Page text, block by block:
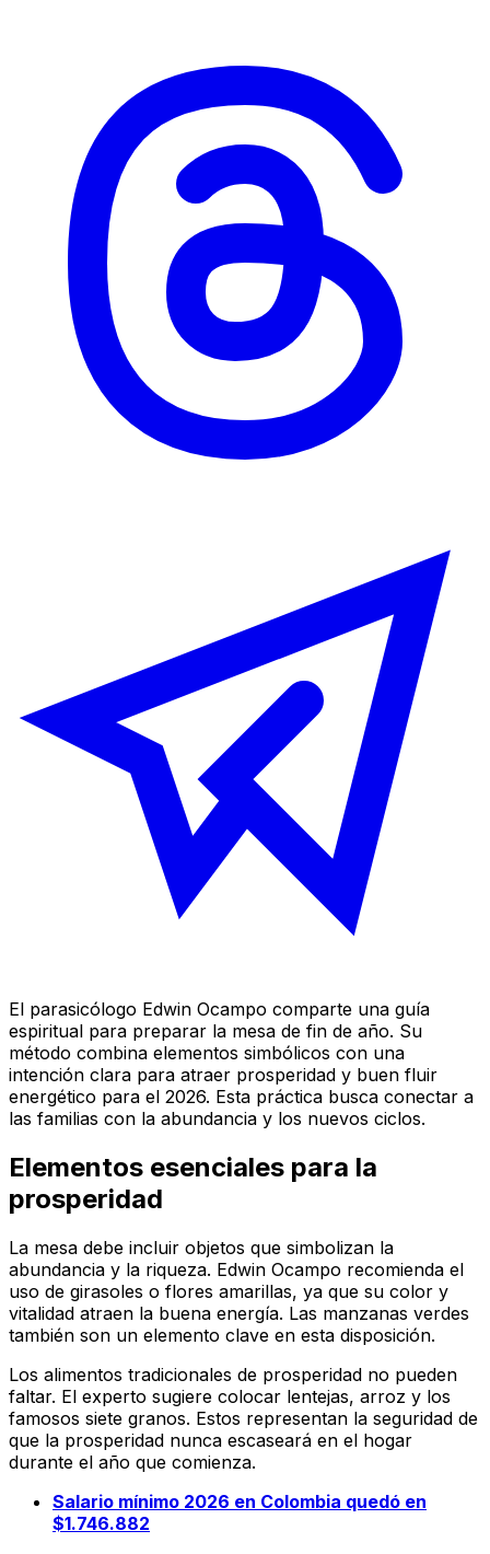
El parasicólogo Edwin Ocampo comparte una guía
espiritual para preparar la mesa de fin de año. Su
método combina elementos simbólicos con una
intención clara para atraer prosperidad y buen fluir
energético para el 2026. Esta práctica busca conectar a
las familias con la abundancia y los nuevos ciclos.
Elementos esenciales para la
prosperidad
La mesa debe incluir objetos que simbolizan la
abundancia y la riqueza. Edwin Ocampo recomienda el
uso de girasoles o flores amarillas, ya que su color y
vitalidad atraen la buena energía. Las manzanas verdes
también son un elemento clave en esta disposición.
Los alimentos tradicionales de prosperidad no pueden
faltar. El experto sugiere colocar lentejas, arroz y los
famosos siete granos. Estos representan la seguridad de
que la prosperidad nunca escaseará en el hogar
durante el año que comienza.
Salario mínimo 2026 en Colombia quedó en
$1.746.882